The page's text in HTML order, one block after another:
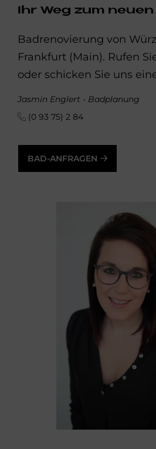
Ihr Weg zum neuen
Badrenovierung von
Frankfurt (Main). Rufen
oder schicken Sie uns
Jasmin Englert - Badplanung
(0 93 75) 2 84
BAD-ANFRAGEN